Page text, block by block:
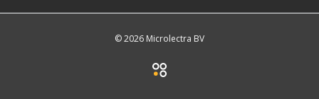
© 2026 Microlectra BV